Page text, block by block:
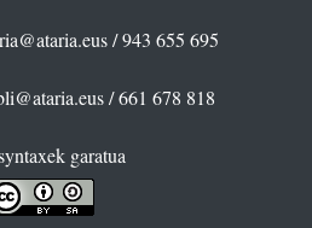
/ 943 655 695
/ 661 678 818
garatua